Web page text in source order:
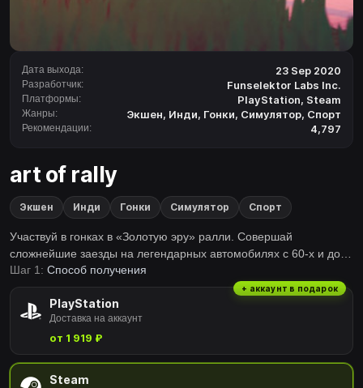
Дата выхода: 23 Sep 2020
Разработчик: Funselektor Labs Inc.
Платформы: PlayStation, Steam
Жанры: Экшен, Инди, Гонки, Симулятор, Спорт
Рекомендации: 4,797
art of rally
Экшен Инди Гонки Симулятор Спорт
Участвуй в гонках в «Золотую эру» ралли. Совершай
сложнейшие заезды на легендарных автомобилях с 60-х и до
Группы Б. Сможешь ли ты овладеть искусством ралли?
Шаг 1: Способ получения
PlayStation
Доставка на аккаунт
от 1 919 ₽
+ аккаунт в подарок
Steam